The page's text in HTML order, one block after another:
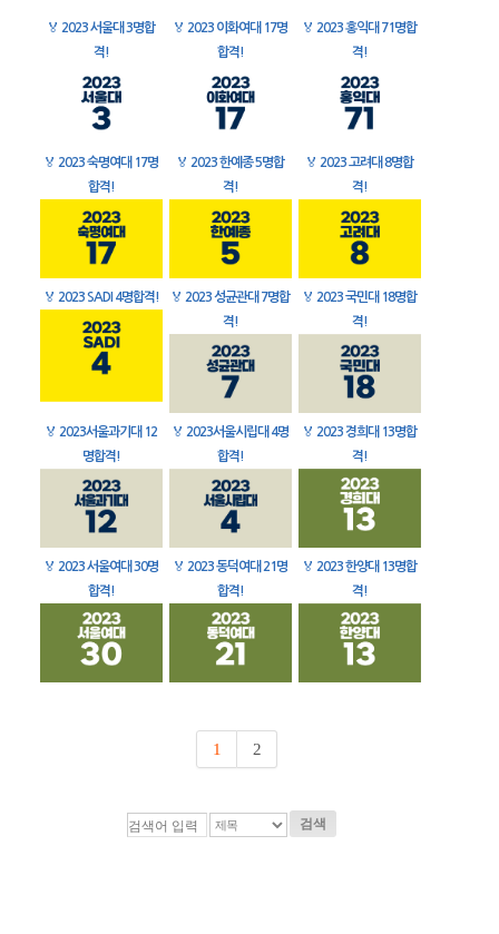
🏅 2023 서울대 3명합
격!
🏅 2023 이화여대 17명
합격!
🏅 2023 홍익대 71명합
격!
🏅 2023 숙명여대 17명
합격!
🏅 2023 한예종 5명합
격!
🏅 2023 고려대 8명합
격!
🏅 2023 SADI 4명합격! 🏅 2023 성균관대 7명합
격!
🏅 2023 국민대 18명합
격!
🏅 2023서울과기대 12
명합격!
🏅 2023서울시립대 4명
합격!
🏅 2023 경희대 13명합
격!
🏅 2023 서울여대 30명
합격!
🏅 2023 동덕여대 21명
합격!
🏅 2023 한양대 13명합
격!
1 2
검색